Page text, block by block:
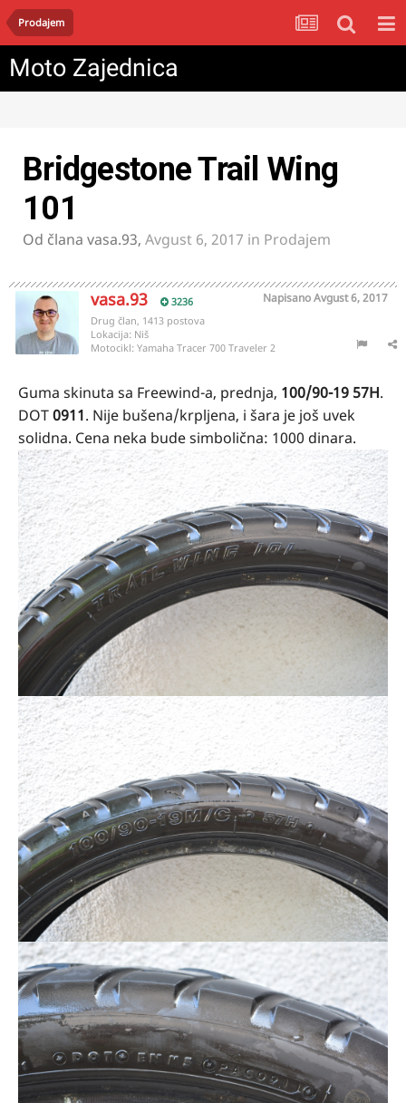
Prodajem
Moto Zajednica
Bridgestone Trail Wing
101
Od člana vasa.93, Avgust 6, 2017 in Prodajem
vasa.93 3236 NapisanoAvgust 6, 2017
Drug član, 1413 postova
Lokacija: Niš
Motocikl: Yamaha Tracer 700 Traveler 2
Guma skinuta sa Freewind-a, prednja, 100/90-19 57H.
DOT0911. Nije bušena/krpljena, i šara je još uvek
solidna. Cena neka bude simbolična: 1000 dinara.